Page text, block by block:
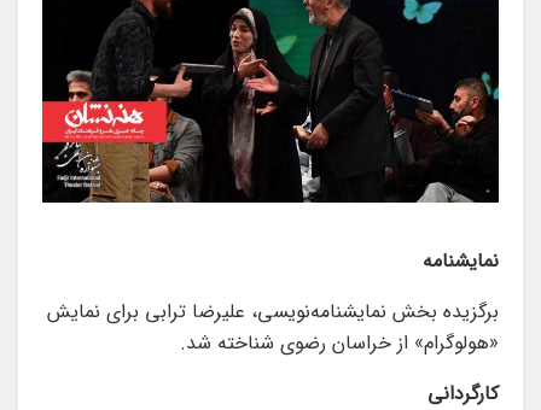
نمایشنامه
برگزیده بخش نمایشنامه‌نویسی، علیرضا ترابی برای نمایش
«هولوگرام» از خراسان رضوی شناخته شد.
کارگردانی